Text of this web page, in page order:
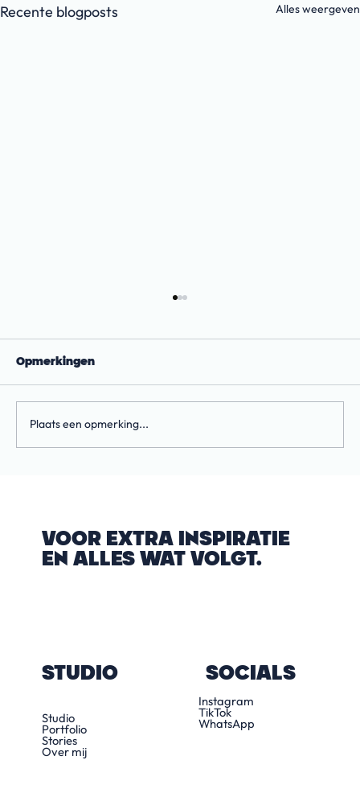
Recente blogposts Alles weergeven
Opmerkingen
Plaats een opmerking...
VOOR EXTRA INSPIRATIE
EN ALLES WAT VOLGT.
STUDIO
Studio
Portfolio
Stories
Over mij
SOCIALS
Instagram
TikTok
WhatsApp